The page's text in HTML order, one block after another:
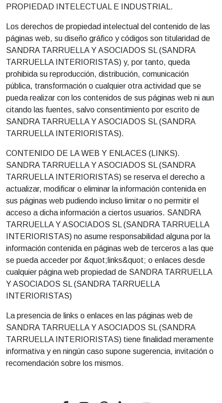
PROPIEDAD INTELECTUAL E INDUSTRIAL.
Los derechos de propiedad intelectual del contenido de las
páginas web, su diseño gráfico y códigos son titularidad de
SANDRA TARRUELLA Y ASOCIADOS SL (SANDRA
TARRUELLA INTERIORISTAS) y, por tanto, queda
prohibida su reproducción, distribución, comunicación
pública, transformación o cualquier otra actividad que se
pueda realizar con los contenidos de sus páginas web ni aun
citando las fuentes, salvo consentimiento por escrito de
SANDRA TARRUELLA Y ASOCIADOS SL (SANDRA
TARRUELLA INTERIORISTAS).
CONTENIDO DE LA WEB Y ENLACES (LINKS).
SANDRA TARRUELLA Y ASOCIADOS SL (SANDRA
TARRUELLA INTERIORISTAS) se reserva el derecho a
actualizar, modificar o eliminar la información contenida en
sus páginas web pudiendo incluso limitar o no permitir el
acceso a dicha información a ciertos usuarios. SANDRA
TARRUELLA Y ASOCIADOS SL (SANDRA TARRUELLA
INTERIORISTAS) no asume responsabilidad alguna por la
información contenida en páginas web de terceros a las que
se pueda acceder por &quot;links&quot; o enlaces desde
cualquier página web propiedad de SANDRA TARRUELLA
Y ASOCIADOS SL (SANDRA TARRUELLA
INTERIORISTAS)
La presencia de links o enlaces en las páginas web de
SANDRA TARRUELLA Y ASOCIADOS SL (SANDRA
TARRUELLA INTERIORISTAS) tiene finalidad meramente
informativa y en ningún caso supone sugerencia, invitación o
recomendación sobre los mismos.